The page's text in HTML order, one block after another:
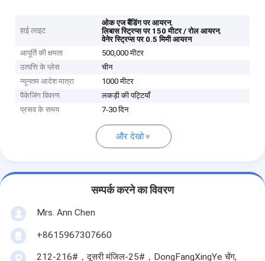
हाई लाइट
ओक एज बैंडिंग पर आयरन,
लिबास स्ट्रिप्स पर 150 मीटर / रोल आयरन,
वेनेर स्ट्रिप्स पर 0.5 मिमी आयरन
आपूर्ति की क्षमता
500,000 मीटर
उत्पत्ति के प्लेस
चीन
न्यूनतम आदेश मात्रा
1000 मीटर
पैकेजिंग विवरण
लकड़ी की पट्टियाँ
प्रसव के समय
7-30 दिन
और देखो
सम्पर्क करने का विवरण
Mrs. Ann Chen
+8615967307660
212-216#，दूसरी मंजिल-25#，DongFangXingYe चेंग,